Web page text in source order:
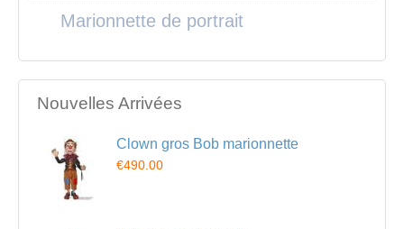
Marionnette de portrait
Nouvelles Arrivées
Clown gros Bob marionnette
€490.00